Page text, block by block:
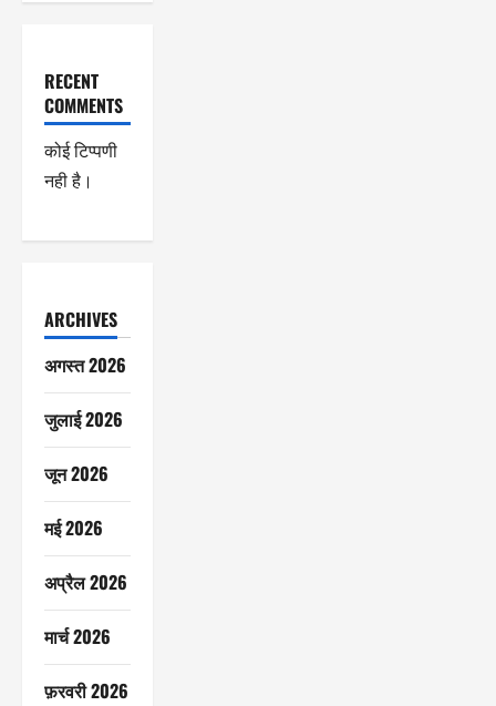
RECENT
COMMENTS
कोई टिप्पणी
नही है।
ARCHIVES
अगस्त 2026
जुलाई 2026
जून 2026
मई 2026
अप्रैल 2026
मार्च 2026
फ़रवरी 2026